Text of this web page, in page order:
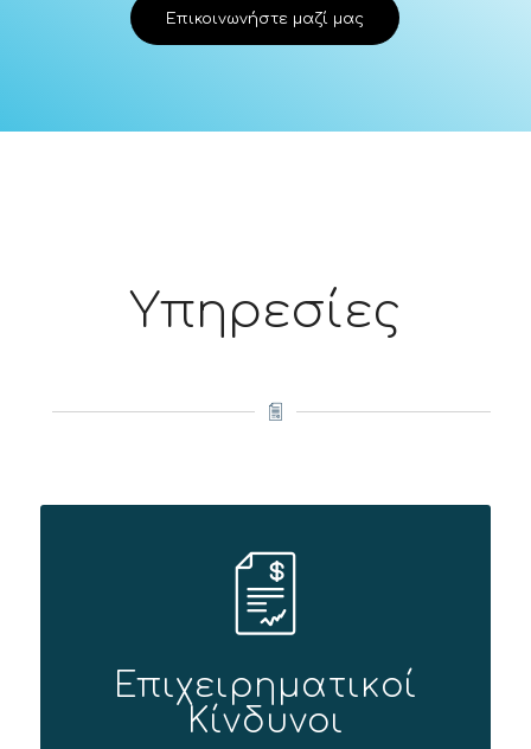
Επικοινωνήστε μαζί μας
Υπηρεσίες
Επιχειρηματικοί
Κίνδυνοι